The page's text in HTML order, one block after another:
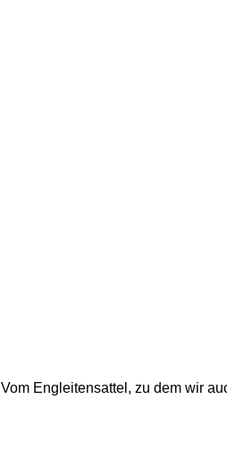
Vom Engleitensattel, zu dem wir